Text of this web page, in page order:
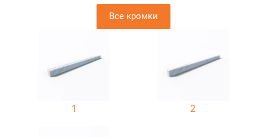
Все кромки
1 2